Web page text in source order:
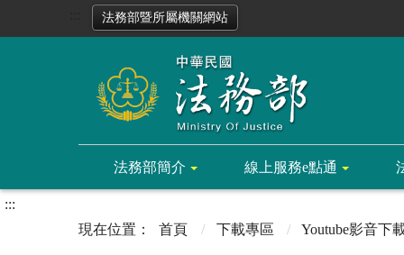
法務部暨所屬機關網站
法務部簡介 線上服務e點通
:::
首頁
下載專區 Youtube影音下